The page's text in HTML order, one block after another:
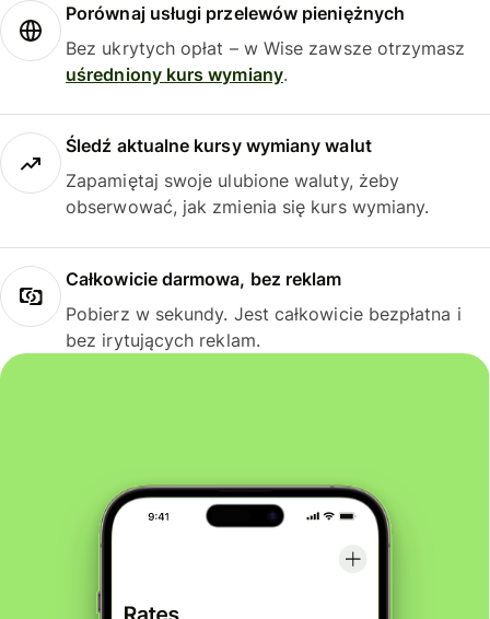
Porównaj usługi przelewów pieniężnych
Bez ukrytych opłat – w Wise zawsze otrzymasz
uśredniony kurs wymiany.
Śledź aktualne kursy wymiany walut
Zapamiętaj swoje ulubione waluty, żeby
obserwować, jak zmienia się kurs wymiany.
Całkowicie darmowa, bez reklam
Pobierz w sekundy. Jest całkowicie bezpłatna i
bez irytujących reklam.